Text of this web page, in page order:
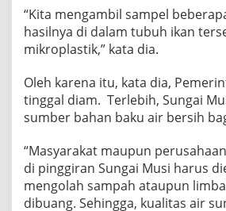
“Kita mengambil sampel
hasilnya di dalam tubuh ikan
mikroplastik,” kata dia.
Oleh karena itu, kata dia,
tinggal diam. Terlebih, Sungai
sumber bahan baku air bersih
“Masyarakat maupun
di pinggiran Sungai Musi harus
mengolah sampah ataupun
dibuang. Sehingga, kualitas air